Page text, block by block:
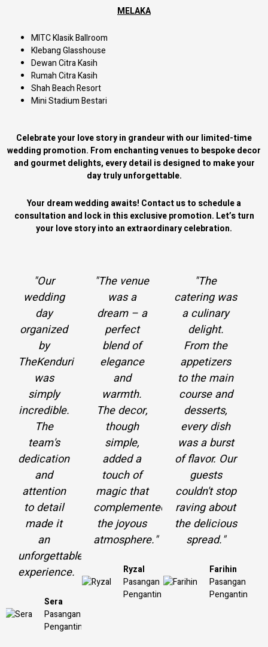
MELAKA
MITC Klasik Ballroom
Klebang Glasshouse
Dewan Citra Kasih
Rumah Citra Kasih
Shah Beach Resort
Mini Stadium Bestari
Celebrate your love story in grandeur with our limited-time
wedding promotion. From enchanting venues to bespoke decor
and gourmet delights, every detail is designed to make your
day truly unforgettable.
Your dream wedding awaits! Contact us to schedule a
consultation and lock in this exclusive promotion. Let’s turn
your love story into an extraordinary celebration.
"Our
wedding
day
organized
by
TheKenduri
was
simply
incredible.
The
team's
dedication
and
attention
to detail
made it
an
unforgettable
experience.
Sera
Pasangan
Pengantin
"The venue
was a
dream – a
perfect
blend of
elegance
and
warmth.
The decor,
though
simple,
added a
touch of
magic that
complemented
the joyous
atmosphere."
Ryzal
Pasangan
Pengantin
"The
catering was
a culinary
delight.
From the
appetizers
to the main
course and
desserts,
every dish
was a burst
of flavor. Our
guests
couldn't stop
raving about
the delicious
spread."
Farihin
Pasangan
Pengantin